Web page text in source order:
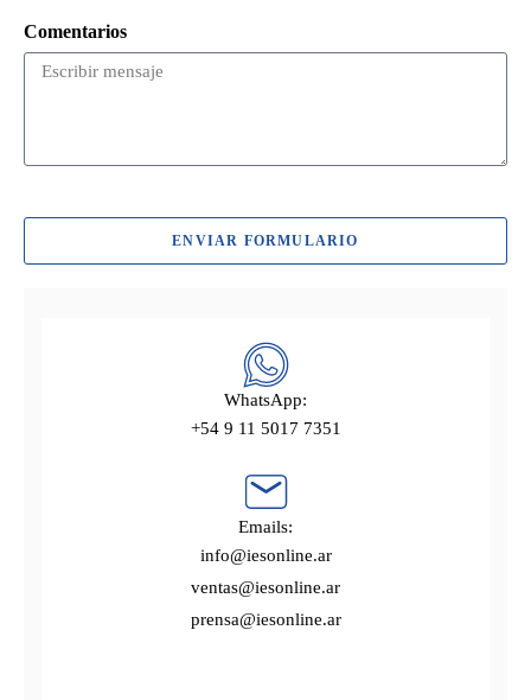
Comentarios
ENVIAR FORMULARIO
WhatsApp:
+54 9 11 5017 7351
Emails:
info@iesonline.ar
ventas@iesonline.ar
prensa@iesonline.ar